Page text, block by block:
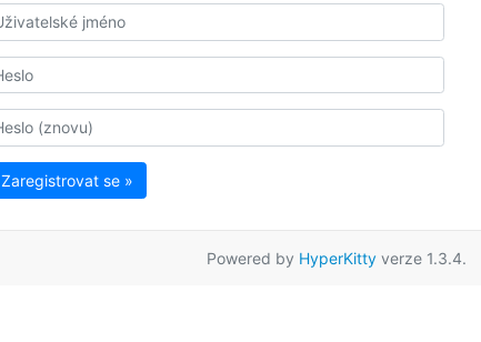
Zaregistrovat se »
Powered by HyperKitty verze 1.3.4.